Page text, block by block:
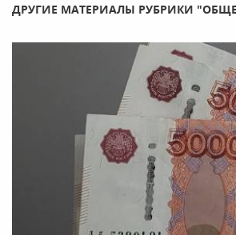
ДРУГИЕ МАТЕРИАЛЫ РУБРИКИ